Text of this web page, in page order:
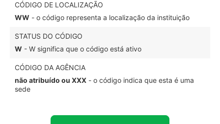
CÓDIGO DE LOCALIZAÇÃO
WW - o código representa a localização da instituição
STATUS DO CÓDIGO
W - W significa que o código está ativo
CÓDIGO DA AGÊNCIA
não atribuído ou XXX - o código indica que esta é uma
sede